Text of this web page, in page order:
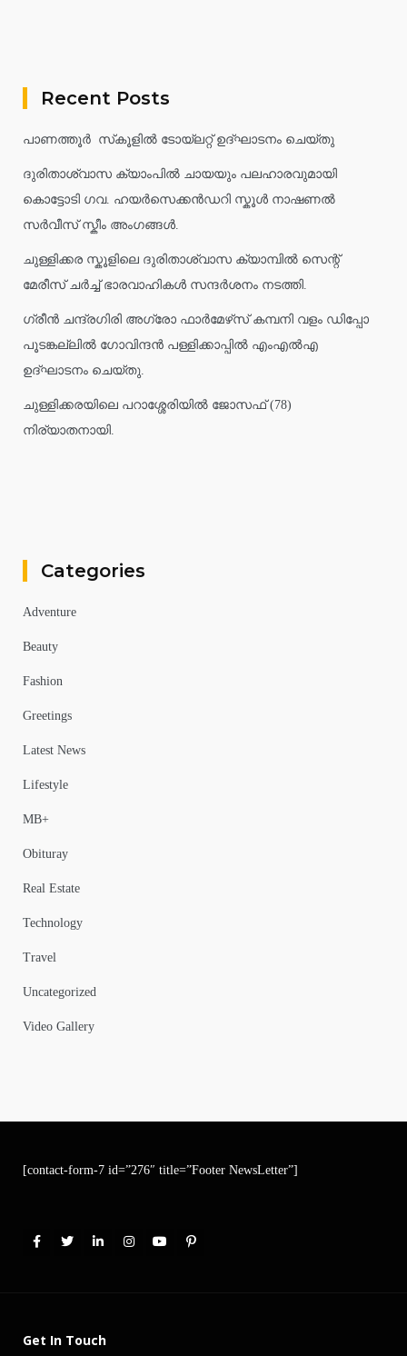
Recent Posts
പാണത്തൂർ സ്‌കൂളിൽ ടോയ്ലറ്റ് ഉദ്ഘാടനം ചെയ്തു
ദുരിതാശ്വാസ ക്യാംപിൽ ചായയും പലഹാരവുമായി
കൊട്ടോടി ഗവ. ഹയർസെക്കൻഡറി സ്കൂൾ നാഷണൽ
സർവീസ് സ്കീം അംഗങ്ങൾ.
ചുള്ളിക്കര സ്കൂളിലെ ദുരിതാശ്വാസ ക്യാമ്പിൽ സെന്റ്
മേരീസ് ചർച്ച് ഭാരവാഹികൾ സന്ദർശനം നടത്തി.
ഗ്രീൻ ചന്ദ്രഗിരി അഗ്രോ ഫാർമേഴ്‌സ് കമ്പനി വളം ഡിപ്പോ
പൂടങ്കല്ലിൽ ഗോവിന്ദൻ പള്ളിക്കാപ്പിൽ എംഎൽഎ
ഉദ്ഘാടനം ചെയ്തു.
ചുള്ളിക്കരയിലെ പറാശ്ശേരിയിൽ ജോസഫ് (78)
നിര്യാതനായി.
Categories
Adventure
Beauty
Fashion
Greetings
Latest News
Lifestyle
MB+
Obituray
Real Estate
Technology
Travel
Uncategorized
Video Gallery
[contact-form-7 id=”276″ title=”Footer NewsLetter”]
Get In Touch